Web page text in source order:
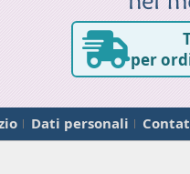
per
Dati personali